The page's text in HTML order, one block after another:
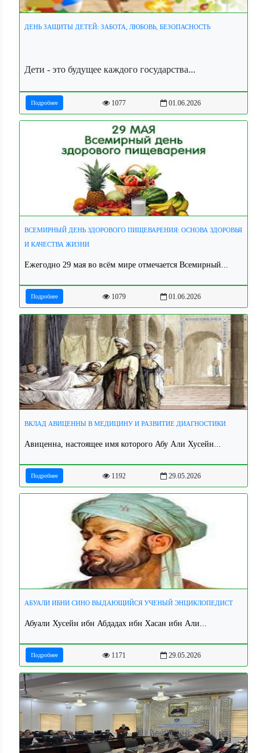
ДЕНЬ ЗАЩИТЫ ДЕТЕЙ: ЗАБОТА, ЛЮБОВЬ, БЕЗОПАСНОСТЬ
Дети - это будущее каждого государства...
Подробнее 1077 01.06.2026
ВСЕМИРНЫЙ ДЕНЬ ЗДОРОВОГО ПИЩЕВАРЕНИЯ: ОСНОВА ЗДОРОВЬЯ
И КАЧЕСТВА ЖИЗНИ
Ежегодно 29 мая во всём мире отмечается Всемирный...
Подробнее 1079 01.06.2026
ВКЛАД АВИЦЕННЫ В МЕДИЦИНУ И РАЗВИТИЕ ДИАГНОСТИКИ
Авиценна, настоящее имя которого Абу Али Хусейн...
Подробнее 1192 29.05.2026
АБУАЛИ ИБНИ СИНО ВЫДАЮЩИЙСЯ УЧЕНЫЙ ЭНЦИКЛОПЕДИСТ
Абуали Хусейн ибн Абдадах ибн Хасан ибн Али...
Подробнее 1171 29.05.2026